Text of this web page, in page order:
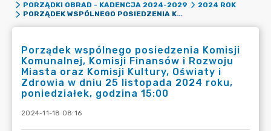
PORZĄDKI OBRAD - KADENCJA 2024-2029
2024 ROK
PORZĄDEK WSPÓLNEGO POSIEDZENIA KOMISJI KOMUNALNEJ, KOMISJI FINANSÓW I ROZWOJU MIASTA ORAZ KOMISJI KULTURY, OŚWIATY I ZDROWIA W DNIU 25 LISTOPADA 2024 ROKU, PONIEDZIAŁEK, GODZINA 15:00
Porządek wspólnego posiedzenia Komisji
Komunalnej, Komisji Finansów i Rozwoju
Miasta oraz Komisji Kultury, Oświaty i
Zdrowia w dniu 25 listopada 2024 roku,
poniedziałek, godzina 15:00
2024-11-18 08:16